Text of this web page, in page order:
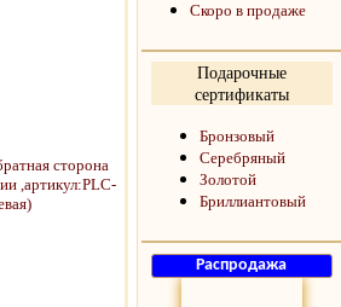
Скоро в продаже
Подарочные
сертификаты
Бронзовый
Серебряный
Золотой
Бриллиантовый